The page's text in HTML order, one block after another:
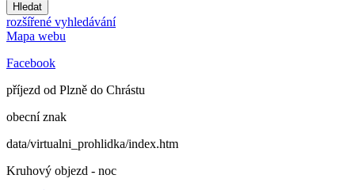
Hledat
rozšířené vyhledávání
Mapa webu
Facebook
příjezd od Plzně do Chrástu
obecní znak
data/virtualni_prohlidka/index.htm
Kruhový objezd - noc